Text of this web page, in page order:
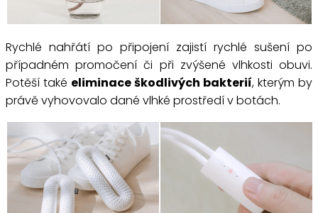
Rychlé nahřátí po připojení zajistí rychlé sušení po
případném promočení či při zvýšené vlhkosti obuvi.
Potěší také eliminace škodlivých bakterií, kterým by
právě vyhovovalo dané vlhké prostředí v botách.